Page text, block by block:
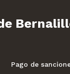
de
Pago de